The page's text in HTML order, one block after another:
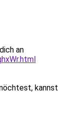
an
kannst